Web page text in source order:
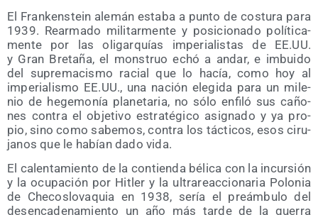
El Fran­kens­tein ale­mán esta­ba a pun­to de cos­tu­ra para
1939. Rear­ma­do mili­tar­men­te y posi­cio­na­do polí­ti­ca­
men­te por las oli­gar­quías impe­ria­lis­tas de EE.UU.
y Gran Bre­ta­ña, el mons­truo echó a andar, e imbui­do
del supre­ma­cis­mo racial que lo hacía, como hoy al
impe­ria­lis­mo EE.UU., una nación ele­gi­da para un mile­
nio de hege­mo­nía pla­ne­ta­ria, no sólo enfi­ló sus caño­
nes con­tra el obje­ti­vo estra­té­gi­co asig­na­do y ya pro­
pio, sino como sabe­mos, con­tra los tác­ti­cos, esos ciru­
ja­nos que le habían dado vida.
El calen­ta­mien­to de la con­tien­da béli­ca con la incur­sión
y la ocu­pa­ción por Hitler y la ultra­reac­cio­na­ria Polo­nia
de Che­cos­lo­va­quia en 1938, sería el preám­bu­lo del
des­en­ca­de­na­mien­to un año más tar­de de la gue­rra